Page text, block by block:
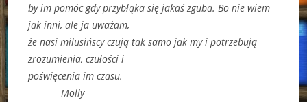
by im pomóc gdy przybłąka się jakaś zguba. Bo nie wiem
jak inni, ale ja uważam,
że nasi milusińscy czują tak samo jak my i potrzebują
zrozumienia, czułości i
poświęcenia im czasu.
Molly